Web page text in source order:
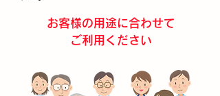
お客様の用途に合わせて
ご利用ください